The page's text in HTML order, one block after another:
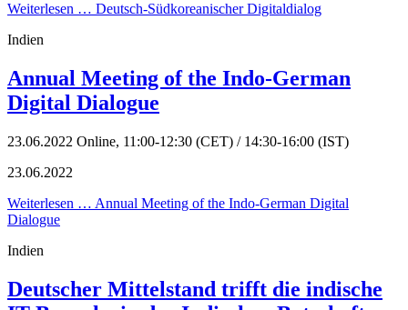
Weiterlesen … Deutsch-Südkoreanischer Digitaldialog
Indien
Annual Meeting of the Indo-German
Digital Dialogue
23.06.2022 Online, 11:00-12:30 (CET) / 14:30-16:00 (IST)
23.06.2022
Weiterlesen … Annual Meeting of the Indo-German Digital
Dialogue
Indien
Deutscher Mittelstand trifft die indische